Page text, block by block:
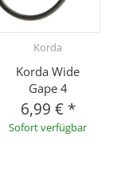
Korda
Korda Wide
Gape 4
6,99 € *
Sofort verfügbar